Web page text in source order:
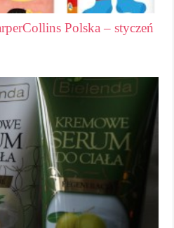
Polska – styczeń